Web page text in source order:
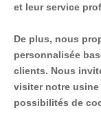
et leur service
De plus, nous
personnalisée
clients. Nous
visiter notre
possibilités de